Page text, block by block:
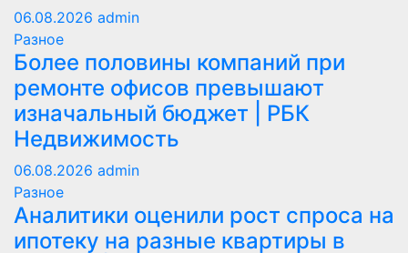
06.08.2026 admin
Разное
Более половины компаний при
ремонте офисов превышают
изначальный бюджет | РБК
Недвижимость
06.08.2026 admin
Разное
Аналитики оценили рост спроса на
ипотеку на разные квартиры в